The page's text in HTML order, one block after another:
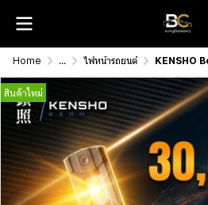
Home ... ไฟหน้ารถยนต์ KENSHO Beam
สินค้าใหม่